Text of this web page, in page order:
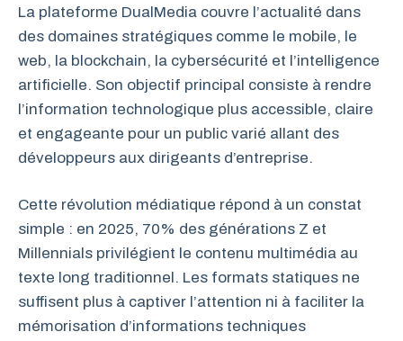
La plateforme DualMedia couvre l’actualité dans
des domaines stratégiques comme le mobile, le
web, la blockchain, la cybersécurité et l’intelligence
artificielle. Son objectif principal consiste à rendre
l’information technologique plus accessible, claire
et engageante pour un public varié allant des
développeurs aux dirigeants d’entreprise.
Cette révolution médiatique répond à un constat
simple : en 2025, 70% des générations Z et
Millennials privilégient le contenu multimédia au
texte long traditionnel. Les formats statiques ne
suffisent plus à captiver l’attention ni à faciliter la
mémorisation d’informations techniques